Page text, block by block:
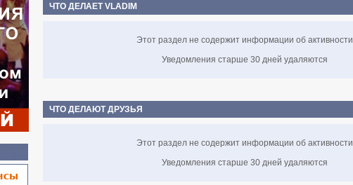
ЧТО ДЕЛАЕТ VLADIM
Этот раздел не содержит информации об активности
Уведомления старше 30 дней удаляются
ЧТО ДЕЛАЮТ ДРУЗЬЯ
Этот раздел не содержит информации об активности
Уведомления старше 30 дней удаляются